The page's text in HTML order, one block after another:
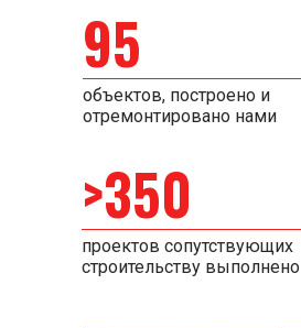
95
объектов, построено и
отремонтировано нами
>350
проектов сопутствующих
строительству выполнено